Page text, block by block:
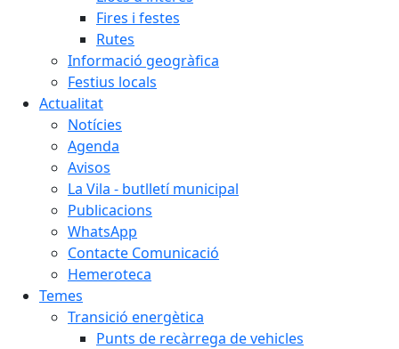
Fires i festes
Rutes
Informació geogràfica
Festius locals
Actualitat
Notícies
Agenda
Avisos
La Vila - butlletí municipal
Publicacions
WhatsApp
Contacte Comunicació
Hemeroteca
Temes
Transició energètica
Punts de recàrrega de vehicles